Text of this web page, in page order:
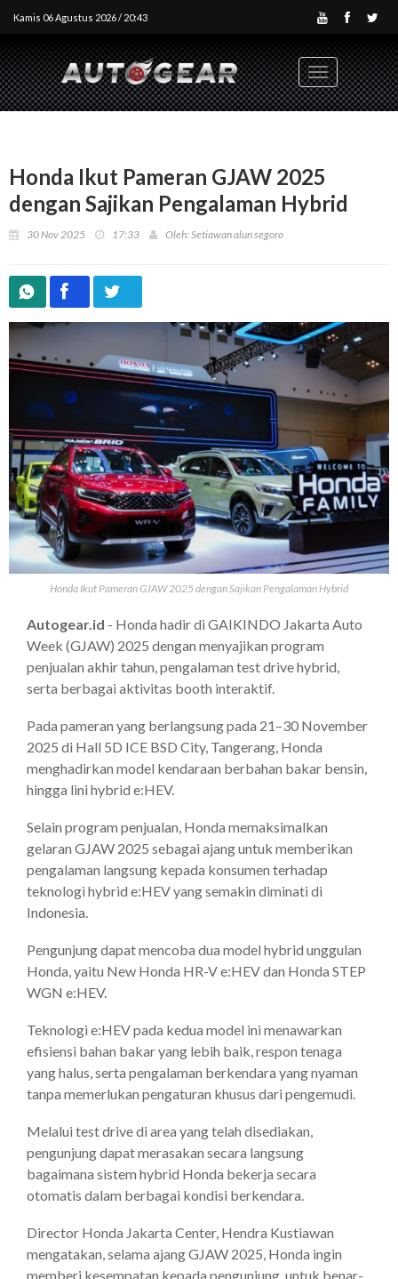
Kamis 06 Agustus 2026 / 20:43
Toggle
navigation
Honda Ikut Pameran GJAW 2025
dengan Sajikan Pengalaman Hybrid
30 Nov 2025 17:33 Oleh: Setiawan alun segoro
Honda Ikut Pameran GJAW 2025 dengan Sajikan Pengalaman Hybrid
Autogear.id - Honda hadir di GAIKINDO Jakarta Auto
Week (GJAW) 2025 dengan menyajikan program
penjualan akhir tahun, pengalaman test drive hybrid,
serta berbagai aktivitas booth interaktif.
Pada pameran yang berlangsung pada 21–30 November
2025 di Hall 5D ICE BSD City, Tangerang, Honda
menghadirkan model kendaraan berbahan bakar bensin,
hingga lini hybrid e:HEV.
Selain program penjualan, Honda memaksimalkan
gelaran GJAW 2025 sebagai ajang untuk memberikan
pengalaman langsung kepada konsumen terhadap
teknologi hybrid e:HEV yang semakin diminati di
Indonesia.
Pengunjung dapat mencoba dua model hybrid unggulan
Honda, yaitu New Honda HR-V e:HEV dan Honda STEP
WGN e:HEV.
Teknologi e:HEV pada kedua model ini menawarkan
efisiensi bahan bakar yang lebih baik, respon tenaga
yang halus, serta pengalaman berkendara yang nyaman
tanpa memerlukan pengaturan khusus dari pengemudi.
Melalui test drive di area yang telah disediakan,
pengunjung dapat merasakan secara langsung
bagaimana sistem hybrid Honda bekerja secara
otomatis dalam berbagai kondisi berkendara.
Director Honda Jakarta Center, Hendra Kustiawan
mengatakan, selama ajang GJAW 2025, Honda ingin
memberi kesempatan kepada pengunjung, untuk benar-